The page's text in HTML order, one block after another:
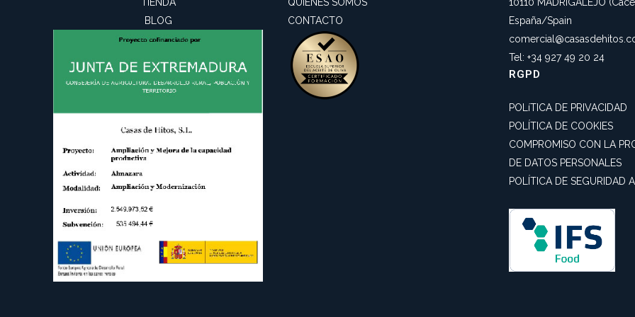
BLOG
CONTACTO
España/Spain
Tel: +34 927 49 20 24
RGPD
POLíTICA DE PRIVACIDAD
POLÍTICA DE COOKIES
COMPROMISO CON LA
DE DATOS PERSONALES
POLÍTICA DE SEGURIDAD